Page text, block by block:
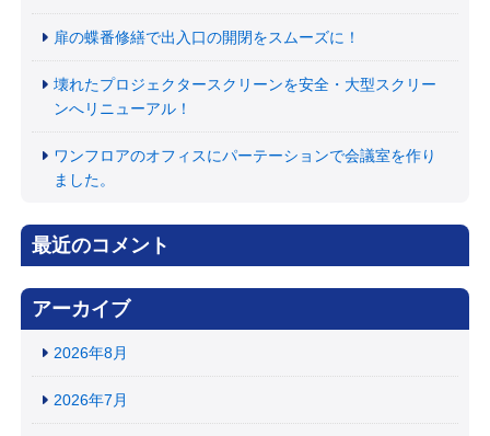
扉の蝶番修繕で出入口の開閉をスムーズに！
壊れたプロジェクタースクリーンを安全・大型スクリー
ンへリニューアル！
ワンフロアのオフィスにパーテーションで会議室を作り
ました。
最近のコメント
アーカイブ
2026年8月
2026年7月